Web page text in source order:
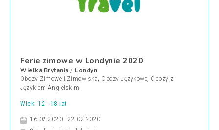
Ferie zimowe w Londynie 2020
Wielka Brytania / Londyn
Obozy Zimowe i Zimowiska, Obozy Językowe, Obozy z
Językiem Angielskim
Wiek: 12 - 18 lat
16.02.2020 - 22.02.2020